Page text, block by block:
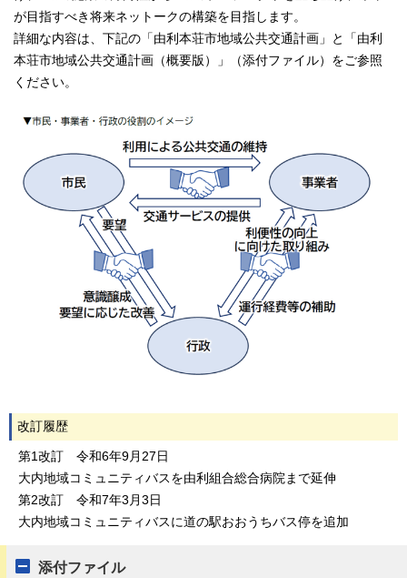
が目指すべき将来ネットークの構築を目指します。
詳細な内容は、下記の「由利本荘市地域公共交通計画」と「由利
本荘市地域公共交通計画（概要版）」（添付ファイル）をご参照
ください。
改訂履歴
第1改訂 令和6年9月27日
大内地域コミュニティバスを由利組合総合病院まで延伸
第2改訂 令和7年3月3日
大内地域コミュニティバスに道の駅おおうちバス停を追加
添付ファイル